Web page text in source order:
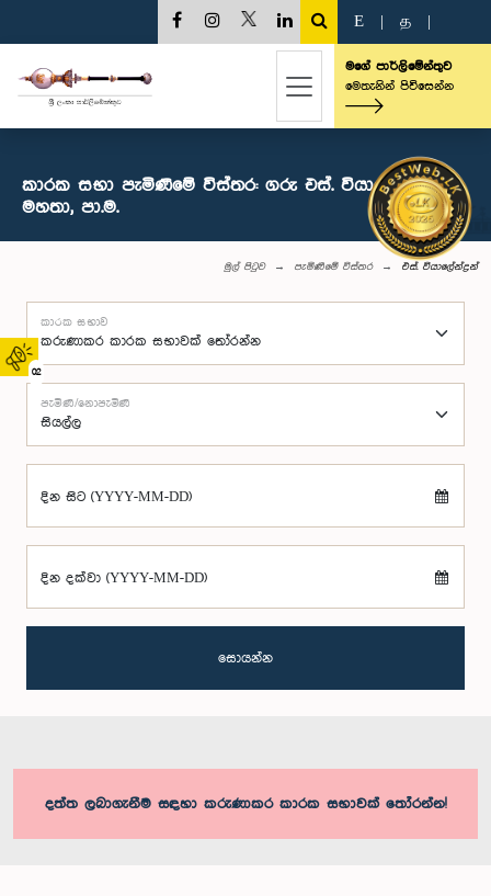
02
E த
මගේ පාර්ලිමේන්තුව
මෙතැනින් පිවිසෙන්න
කාරක සභා පැමිණීමේ විස්තර: ගරු එස්. වියාලේන්ද්‍රන්
මහතා, පා.ම.
මුල් පිටුව පැමිණීමේ විස්තර එස්. වියාලේන්ද්‍රන්
කාරක සභාව
පැමිණි/නොපැමිණි
දින සිට (YYYY-MM-DD)
දින දක්වා (YYYY-MM-DD)
සොයන්න
දත්ත ලබාගැනීම සඳහා කරුණාකර කාරක සභාවක් තෝරන්න!